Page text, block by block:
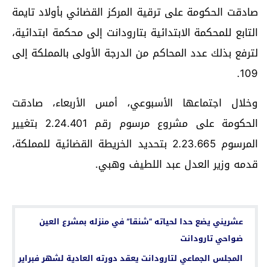
صادقت الحكومة على ترقية المركز القضائي بأولاد تايمة
التابع للمحكمة الابتدائية بتارودانت إلى محكمة ابتدائية،
لترفع بذلك عدد المحاكم من الدرجة الأولى بالمملكة إلى
109.
وخلال اجتماعها الأسبوعي، أمس الأربعاء، صادقت
الحكومة على مشروع مرسوم رقم 2.24.401 بتغيير
المرسوم 2.23.665 بتحديد الخريطة القضائية للمملكة،
قدمه وزير العدل عبد اللطيف وهبي.
عشريني يضع حدا لحياته “شنقا” في منزله بمشرع العين
ضواحي تارودانت
المجلس الجماعي لتارودانت يعقد دورته العادية لشهر فبراير